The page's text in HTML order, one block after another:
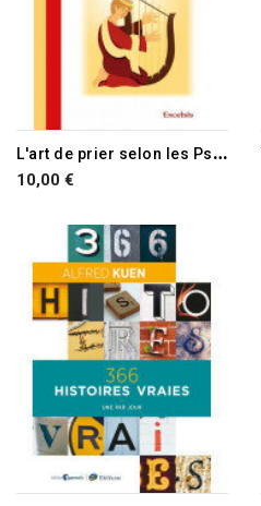
L
'art de prier selon les Psaumes
10,00 €